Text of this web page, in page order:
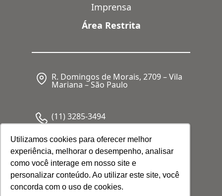
Utilizamos cookies para oferecer melhor
experiência, melhorar o desempenho, analisar
como você interage em nosso site e
personalizar conteúdo. Ao utilizar este site, você
concorda com o uso de cookies.
Imprensa
Área Restrita
R. Domingos de Morais, 2709 – Vila
Mariana – São Paulo
(11) 3285-3494
CNPJ: 05.341.062/0001-80